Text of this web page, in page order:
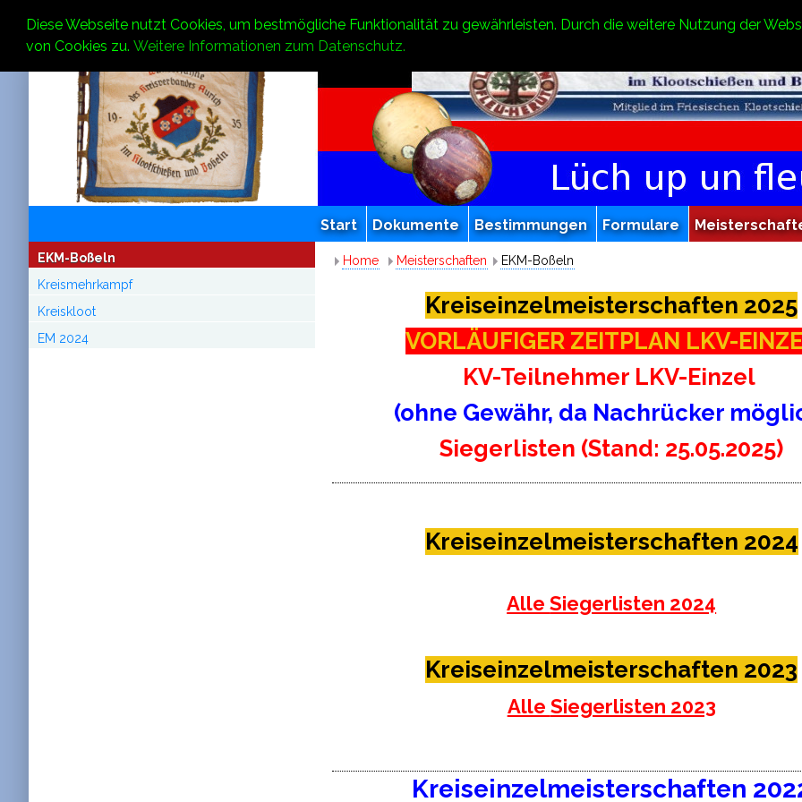
Diese Webseite nutzt Cookies, um bestmögliche Funktionalität zu gewährleisten. Durch die weitere Nutzung der
von Cookies zu. Weitere Informationen zum Datenschutz.
Start Dokumente Bestimmungen Formulare
EKM-Boßeln
Kreismehrkampf
Kreiskloot
EM 2024
Home Meisterschaften EKM-Boßeln
Kreiseinzelmeisterschaften 2025
VORLÄUFIGER ZEITPLAN LKV-
KV-Teilnehmer LKV-Einzel
(ohne Gewähr, da Nachrücker
Siegerlisten (Stand: 25.05.2025)
Kreiseinzelmeisterschaften 2024
AlleSiegerlisten 2024
Kreiseinzelmeisterschaften 2023
Alle Siegerlisten 2023
Kreiseinzelmeisterschaften